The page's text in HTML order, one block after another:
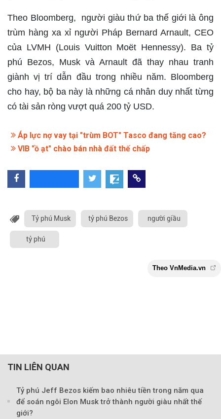
Theo Bloomberg, người giàu thứ ba thế giới là ông
trùm hàng xa xỉ người Pháp Bernard Arnault, CEO
của LVMH (Louis Vuitton Moët Hennessy). Ba tỷ
phú Bezos, Musk và Arnault đã thay nhau tranh
giành vị trí dẫn đầu trong nhiều năm. Bloomberg
cho hay, bộ ba này là những cá nhân duy nhất từng
có tài sản ròng vượt quá 200 tỷ USD.
Áp lực nợ vay tại "trùm BOT" Tasco đang tăng cao?
VIB "ồ ạt" chào bán nhà đất thế chấp
Tỷ phú Musk tỷ phú Bezos người giầu
tỷ phú
TIN LIÊN QUAN
Tỷ phú Jeff Bezos kiếm bao nhiêu tiền trong năm qua
để soán ngôi Elon Musk trở thành người giàu nhất thế
giới?